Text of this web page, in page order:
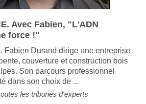
Avec Fabien, "L'ADN
force !"
Fabien Durand dirige une entreprise
couverture et construction bois
Son parcours professionnel
dans son choix de ...
les tribunes d'experts